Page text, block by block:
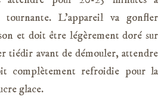
tournante. L’appareil va gonfler
et doit être légèrement doré sur
tiédir avant de démouler, attendre
complètement refroidie pour la
glace.